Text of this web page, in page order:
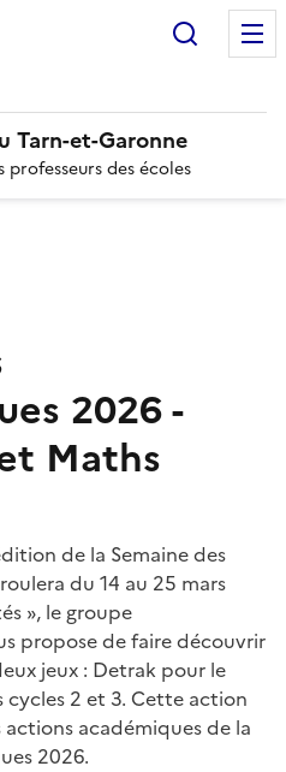
Tarn-et-Garonne
des écoles
2026 -
Maths
de la Semaine des
du 14 au 25 mars
», le groupe
propose de faire découvrir
jeux : Detrak pour le
2 et 3. Cette action
académiques de la
2026.